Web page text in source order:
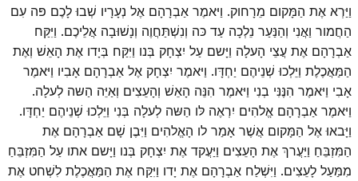
וַיַּרְא אֶת הַמָּקום מֵרָחוק. וַיּאמֶר אַבְרָהָם אֶל נְעָרָיו שְׁבוּ לָכֶם פּה עִם
הַחֲמור וַאֲנִי וְהַנַּעַר נֵלְכָה עַד כּה וְנִשְׁתַּחֲוֶה וְנָשׁוּבָה אֲלֵיכֶם. וַיִּקַּח
אַבְרָהָם אֶת עֲצֵי הָעלָה וַיָּשם עַל יִצְחָק בְּנו וַיִּקַּח בְּיָדו אֶת הָאֵשׁ וְאֶת
הַמַּאֲכֶלֶת וַיֵּלְכוּ שְׁנֵיהֶם יַחְדָּו. וַיּאמֶר יִצְחָק אֶל אַבְרָהָם אָבִיו וַיּאמֶר
אָבִי וַיּאמֶר הִנֶּנִּי בְנִי וַיּאמֶר הִנֵּה הָאֵשׁ וְהָעֵצִים וְאַיֵּה הַשּה לְעלָה.
וַיּאמֶר אַבְרָהָם אֱלהִים יִרְאֶה לּו הַשּה לְעלָה בְּנִי וַיֵּלְכוּ שְׁנֵיהֶם יַחְדָּו.
וַיָּבאוּ אֶל הַמָּקום אֲשֶׁר אָמַר לו הָאֱלהִים וַיִּבֶן שָׁם אַבְרָהָם אֶת
הַמִּזְבֵּחַ וַיַּעֲרךְ אֶת הָעֵצִים וַיַּעֲקד אֶת יִצְחָק בְּנו וַיָּשם אתו עַל הַמִּזְבֵּחַ
מִמַּעַל לָעֵצִים. וַיִּשְׁלַח אַבְרָהָם אֶת יָדו וַיִּקַּח אֶת הַמַּאֲכֶלֶת לִשְׁחט אֶת